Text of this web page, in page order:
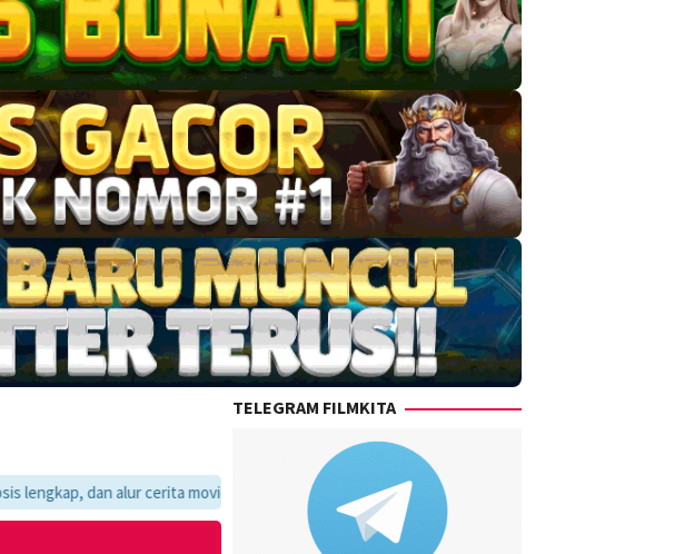
alur cerita movie favoritmu dalam satu tempat yang praktis dan update setiap hari.
TELEGRAM FILMKITA